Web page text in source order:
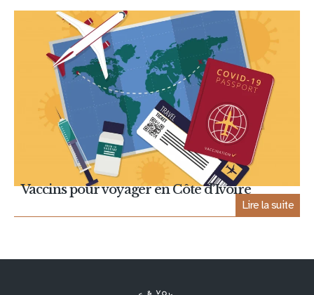
Vaccins pour voyager en Côte d’Ivoire
Lire la suite